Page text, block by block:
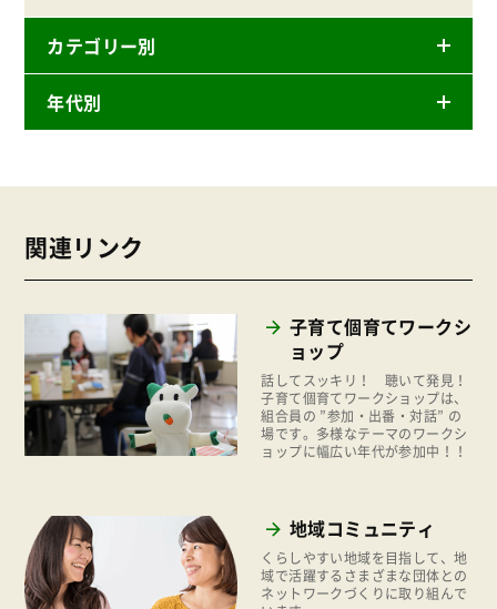
カテゴリー別
ニュースリリース
商品
組合員活動
平和と国際連帯
くらし
お米の出前授業
ぱる★キッズ
パルシステムでんき
年代別
2024年
2023年
2022年
2021年
2020年
2019年
2017年
2016年
2015年
関連リンク
子育て個育てワークシ
ョップ
話してスッキリ！ 聴いて発見！
子育て個育てワークショップは、
組合員の ”参加・出番・対話” の
場です。多様なテーマのワークシ
ョップに幅広い年代が参加中！！
地域コミュニティ
くらしやすい地域を目指して、地
域で活躍するさまざまな団体との
ネットワークづくりに取り組んで